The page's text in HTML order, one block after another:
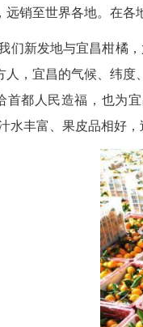
一边是订单不断，
陵红”柑橘经过清洗
北星翔农产品专业
区小溪塔街道官庄